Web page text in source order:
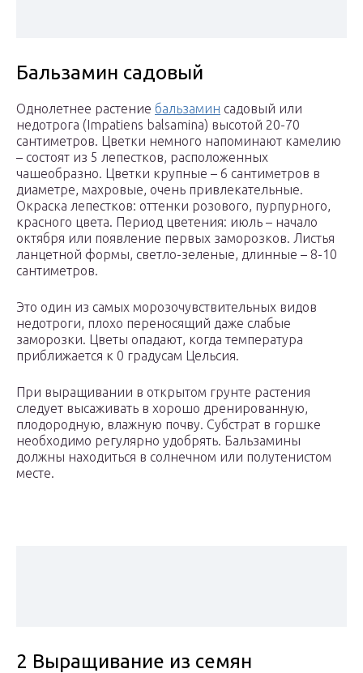
Бальзамин садовый
Однолетнее растение бальзамин садовый или
недотрога (Impatiens balsamina) высотой 20-70
сантиметров. Цветки немного напоминают камелию
– состоят из 5 лепестков, расположенных
чашеобразно. Цветки крупные – 6 сантиметров в
диаметре, махровые, очень привлекательные.
Окраска лепестков: оттенки розового, пурпурного,
красного цвета. Период цветения: июль – начало
октября или появление первых заморозков. Листья
ланцетной формы, светло-зеленые, длинные – 8-10
сантиметров.
Это один из самых морозочувствительных видов
недотроги, плохо переносящий даже слабые
заморозки. Цветы опадают, когда температура
приближается к 0 градусам Цельсия.
При выращивании в открытом грунте растения
следует высаживать в хорошо дренированную,
плодородную, влажную почву. Субстрат в горшке
необходимо регулярно удобрять. Бальзамины
должны находиться в солнечном или полутенистом
месте.
2 Выращивание из семян